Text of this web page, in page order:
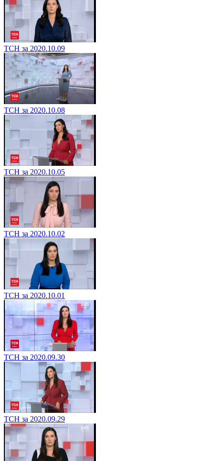
ТСН за 2020.10.09
ТСН за 2020.10.08
ТСН за 2020.10.05
ТСН за 2020.10.02
ТСН за 2020.10.01
ТСН за 2020.09.30
ТСН за 2020.09.29